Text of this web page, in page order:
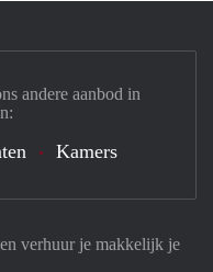
verhuur je makkelijk je
andere aanbod in
Kamers